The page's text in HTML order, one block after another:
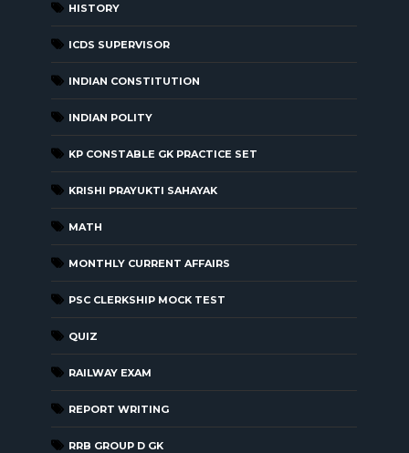
HISTORY
ICDS SUPERVISOR
INDIAN CONSTITUTION
INDIAN POLITY
KP CONSTABLE GK PRACTICE SET
KRISHI PRAYUKTI SAHAYAK
MATH
MONTHLY CURRENT AFFAIRS
PSC CLERKSHIP MOCK TEST
QUIZ
RAILWAY EXAM
REPORT WRITING
RRB GROUP D GK